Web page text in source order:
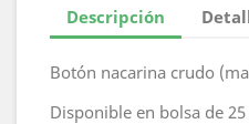
Descripción
Botón nacarina crudo
Disponible en bolsa de